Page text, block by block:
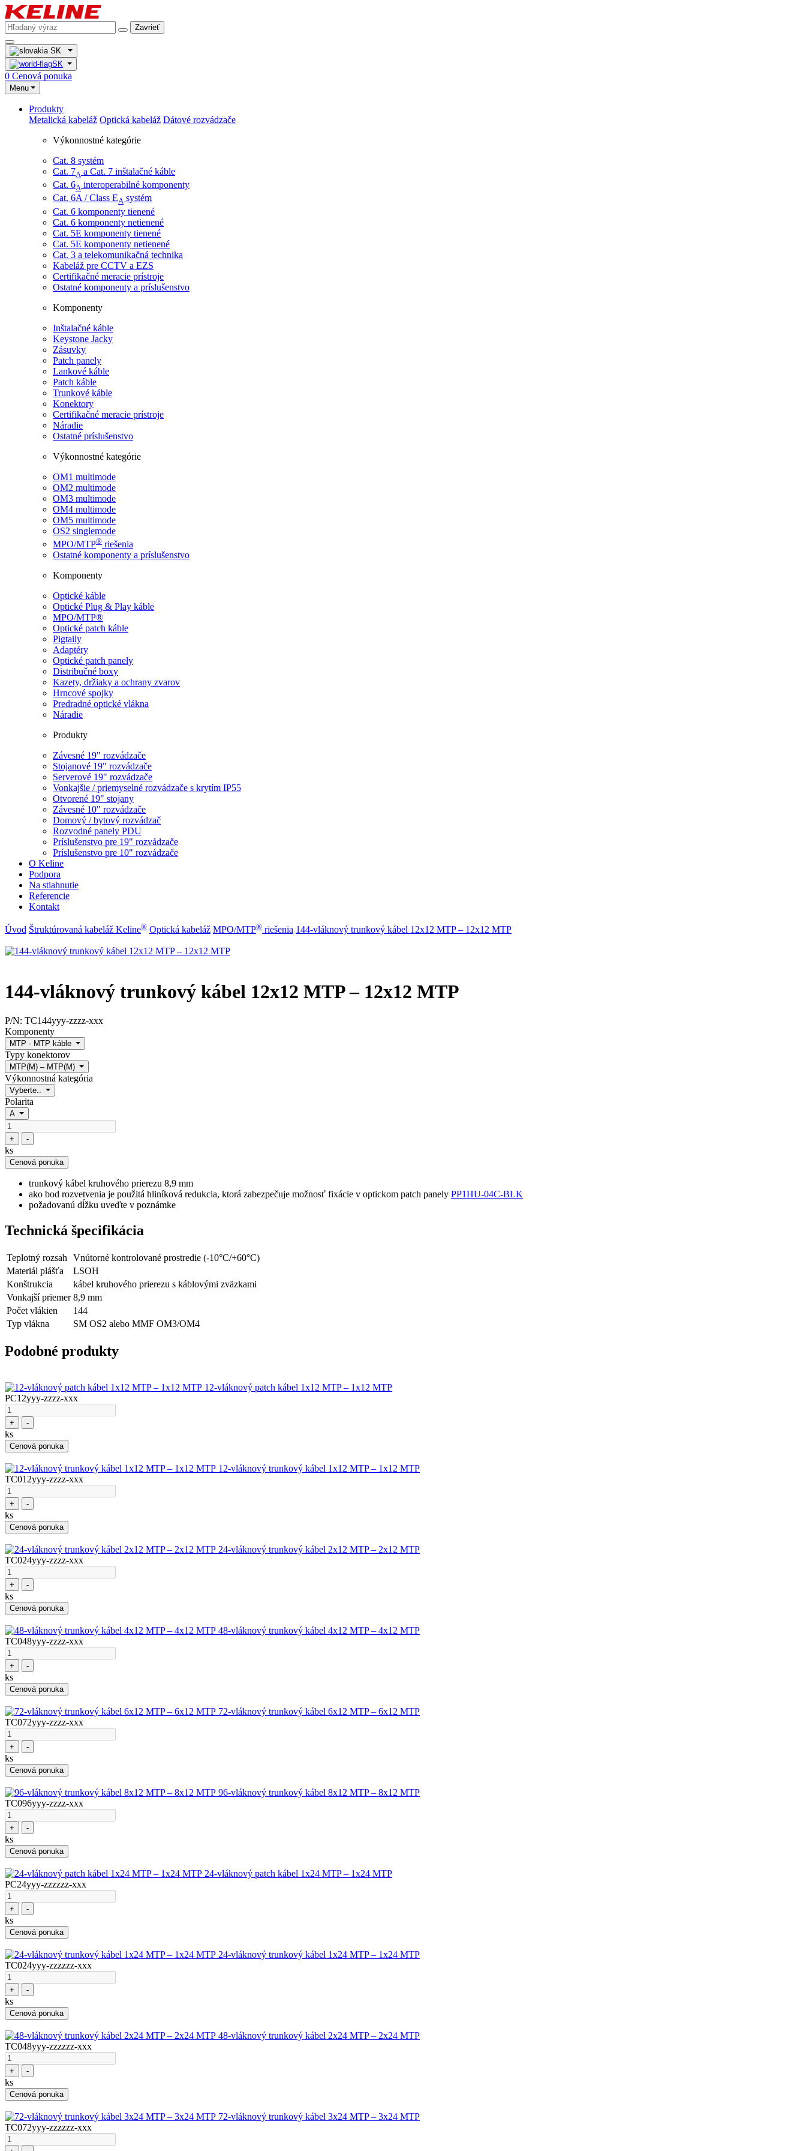
Zavrieť
SK
SK
0 Cenová ponuka
Menu
Produkty
Metalická kabeláž Optická kabeláž Dátové rozvádzače
Výkonnostné kategórie
Cat. 8 systém
Cat. 7A ​ a Cat. 7 inštalačné káble
Cat. 6A interoperabilné komponenty
Cat. 6A / Class EA systém
Cat. 6 komponenty tienené
Cat. 6 komponenty netienené
Cat. 5E komponenty tienené
Cat. 5E komponenty netienené
Cat. 3 a telekomunikačná technika
Kabeláž pre CCTV a EZS
Certifikačné meracie prístroje
Ostatné komponenty a príslušenstvo
Komponenty
Inštalačné káble
Keystone Jacky
Zásuvky
Patch panely
Lankové káble
Patch káble
Trunkové káble
Konektory
Certifikačné meracie prístroje
Náradie
Ostatné príslušenstvo
Výkonnostné kategórie
OM1 multimode
OM2 multimode
OM3 multimode
OM4 multimode
OM5 multimode
OS2 singlemode
MPO/MTP® ​ riešenia
Ostatné komponenty a príslušenstvo
Komponenty
Optické káble
Optické Plug & Play káble
MPO/MTP®
Optické patch káble
Pigtaily
Adaptéry
Optické patch panely
Distribučné boxy
Kazety, držiaky a ochrany zvarov
Hrncové spojky
Predradné optické vlákna
Náradie
Produkty
Závesné 19" rozvádzače
Stojanové 19" rozvádzače
Serverové 19" rozvádzače
Vonkajšie / priemyselné rozvádzače s krytím IP55
Otvorené 19" stojany
Závesné 10" rozvádzače
Domový / bytový rozvádzač
Rozvodné panely PDU
Príslušenstvo pre 19" rozvádzače
Príslušenstvo pre 10" rozvádzače
O Keline
Podpora
Na stiahnutie
Referencie
Kontakt
Úvod Štruktúrovaná kabeláž Keline® Optická kabeláž MPO/MTP® ​ riešenia 144-vláknový trunkový kábel 12x12 MTP – 12x12 MTP
144-vláknový trunkový kábel 12x12 MTP – 12x12 MTP
P/N: TC144yyy-zzzz-xxx
Komponenty
MTP - MTP káble
Typy konektorov
MTP(M) – MTP(M)
Výkonnostná kategória
Vyberte..
Polarita
A
+ -
ks
Cenová ponuka
trunkový kábel kruhového prierezu 8,9 mm
ako bod rozvetvenia je použitá hliníková redukcia, ktorá zabezpečuje možnosť fixácie v optickom patch panely PP1HU-04C-BLK
požadovanú dĺžku uveďte v poznámke
Technická špecifikácia
Teplotný rozsah
Vnútorné kontrolované prostredie (-10°C/+60°C)
Materiál plášťa
LSOH
Konštrukcia
kábel kruhového prierezu s káblovými zväzkami
Vonkajší priemer 8,9 mm
Počet vlákien
144
Typ vlákna
SM OS2 alebo MMF OM3/OM4
Podobné produkty
12-vláknový patch kábel 1x12 MTP – 1x12 MTP
PC12yyy-zzzz-xxx
+ -
ks
Cenová ponuka
12-vláknový trunkový kábel 1x12 MTP – 1x12 MTP
TC012yyy-zzzz-xxx
+ -
ks
Cenová ponuka
24-vláknový trunkový kábel 2x12 MTP – 2x12 MTP
TC024yyy-zzzz-xxx
+ -
ks
Cenová ponuka
48-vláknový trunkový kábel 4x12 MTP – 4x12 MTP
TC048yyy-zzzz-xxx
+ -
ks
Cenová ponuka
72-vláknový trunkový kábel 6x12 MTP – 6x12 MTP
TC072yyy-zzzz-xxx
+ -
ks
Cenová ponuka
96-vláknový trunkový kábel 8x12 MTP – 8x12 MTP
TC096yyy-zzzz-xxx
+ -
ks
Cenová ponuka
24-vláknový patch kábel 1x24 MTP – 1x24 MTP
PC24yyy-zzzzzz-xxx
+ -
ks
Cenová ponuka
24-vláknový trunkový kábel 1x24 MTP – 1x24 MTP
TC024yyy-zzzzzz-xxx
+ -
ks
Cenová ponuka
48-vláknový trunkový kábel 2x24 MTP – 2x24 MTP
TC048yyy-zzzzzz-xxx
+ -
ks
Cenová ponuka
72-vláknový trunkový kábel 3x24 MTP – 3x24 MTP
TC072yyy-zzzzzz-xxx